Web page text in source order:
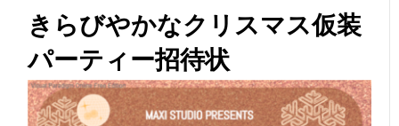
きらびやかなクリスマス仮装
パーティー招待状